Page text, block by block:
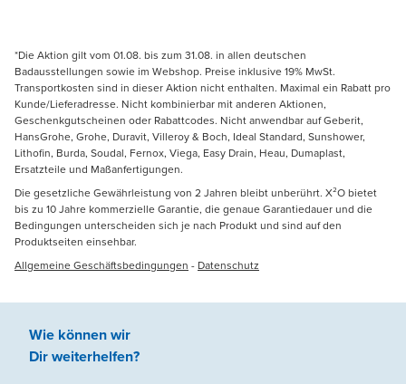
*Die Aktion gilt vom 01.08. bis zum 31.08. in allen deutschen
Badausstellungen sowie im Webshop. Preise inklusive 19% MwSt.
Transportkosten sind in dieser Aktion nicht enthalten. Maximal ein Rabatt pro
Kunde/Lieferadresse. Nicht kombinierbar mit anderen Aktionen,
Geschenkgutscheinen oder Rabattcodes. Nicht anwendbar auf Geberit,
HansGrohe, Grohe, Duravit, Villeroy & Boch, Ideal Standard, Sunshower,
Lithofin, Burda, Soudal, Fernox, Viega, Easy Drain, Heau, Dumaplast,
Ersatzteile und Maßanfertigungen.
Die gesetzliche Gewährleistung von 2 Jahren bleibt unberührt. X²O bietet
bis zu 10 Jahre kommerzielle Garantie, die genaue Garantiedauer und die
Bedingungen unterscheiden sich je nach Produkt und sind auf den
Produktseiten einsehbar.
Allgemeine Geschäftsbedingungen - Datenschutz
Wie können wir
Dir weiterhelfen?